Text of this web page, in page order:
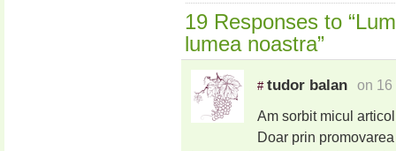
19 Responses to
lumea noastra”
# tudor balan on 16
Am sorbit micul
Doar prin